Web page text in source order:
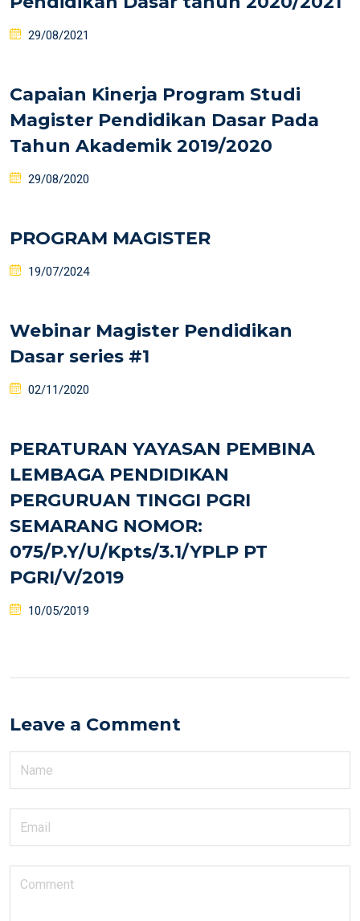
29/08/2021
Capaian Kinerja Program Studi
Magister Pendidikan Dasar Pada
Tahun Akademik 2019/2020
29/08/2020
PROGRAM MAGISTER
19/07/2024
Webinar Magister Pendidikan
Dasar series #1
02/11/2020
PERATURAN YAYASAN PEMBINA
LEMBAGA PENDIDIKAN
PERGURUAN TINGGI PGRI
SEMARANG NOMOR:
075/P.Y/U/Kpts/3.1/YPLP PT
PGRI/V/2019
10/05/2019
Leave a Comment